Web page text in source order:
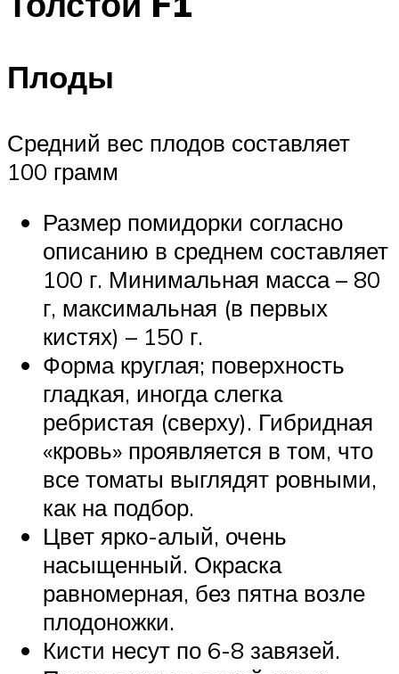
Плоды
Средний вес плодов составляет
100 грамм
Размер помидорки согласно
описанию в среднем составляет
100 г. Минимальная масса – 80
г, максимальная (в первых
кистях) – 150 г.
Форма круглая; поверхность
гладкая, иногда слегка
ребристая (сверху). Гибридная
«кровь» проявляется в том, что
все томаты выглядят ровными,
как на подбор.
Цвет ярко-алый, очень
насыщенный. Окраска
равномерная, без пятна возле
плодоножки.
Кисти несут по 6-8 завязей.